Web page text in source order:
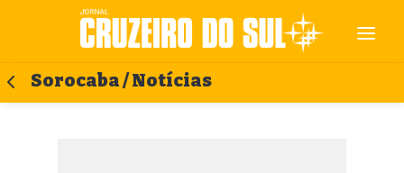
Sorocaba / Notícias